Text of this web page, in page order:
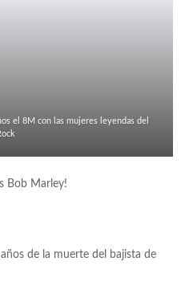
el 8M con las mujeres leyendas del
Bob Marley!
de la muerte del bajista de